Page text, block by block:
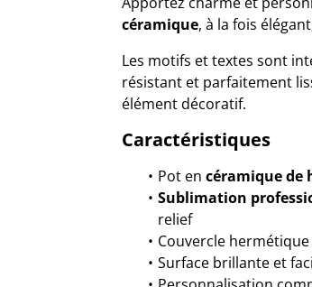
céramique, à la fois
Les motifs et textes sont
résistant et parfaitement
élément décoratif.
Caractéristiques
Pot en céramique de
Sublimation
relief
Couvercle
Surface brillante et